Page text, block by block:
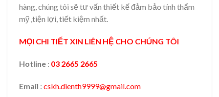
hàng, chúng tôi sẽ tư vấn thiết kế đảm bảo tính thẩm
mỹ ,tiện lợi, tiết kiệm nhất.
MỌI CHI TIẾT XIN LIÊN HỆ CHO CHÚNG TÔI
Hotline : 03 2665 2665
Email : cskh.dienth9999@gmail.com